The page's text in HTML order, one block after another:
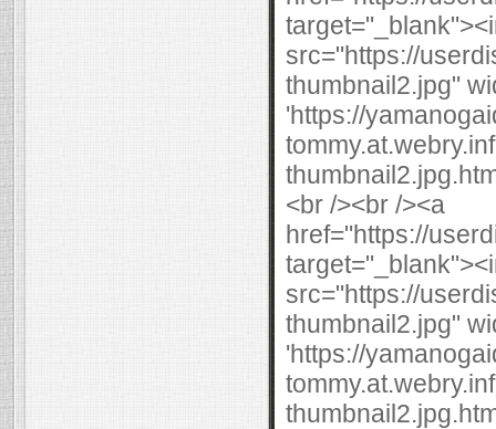
src="https://
thumbnail2.jpg"
'https://
<br /><br /><a
href="https://
src="https://
thumbnail2.jpg"
'https://